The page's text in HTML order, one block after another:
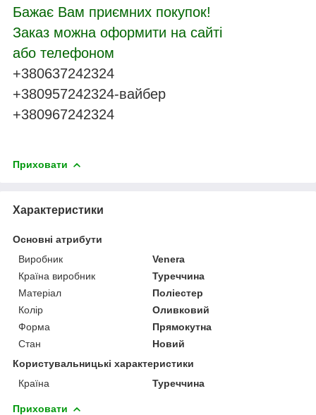
Бажає Вам приємних покупок!
Заказ можна оформити на сайті
або телефоном
+380637242324
+380957242324-вайбер
+380967242324
Приховати
Характеристики
Основні атрибути
Виробник
Venera
Країна виробник
Туреччина
Матеріал
Поліестер
Колір
Оливковий
Форма
Прямокутна
Стан
Новий
Користувальницькі характеристики
Країна
Туреччина
Приховати